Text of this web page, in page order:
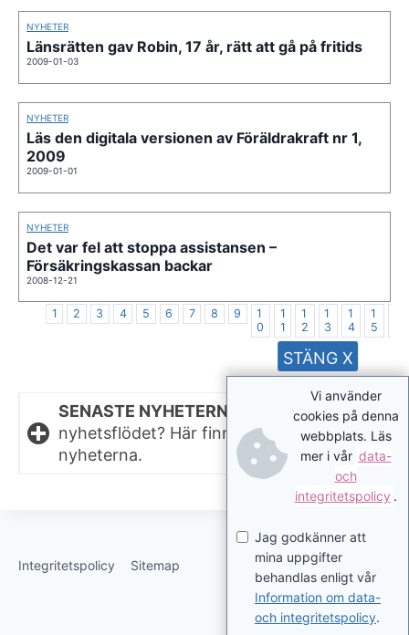
NYHETER
Länsrätten gav Robin, 17 år, rätt att gå på fritids
2009-01-03
NYHETER
Läs den digitala versionen av Föräldrakraft nr 1,
2009
2009-01-01
NYHETER
Det var fel att stoppa assistansen –
Försäkringskassan backar
2008-12-21
1 2 3 4 5 6 7 8 9
1
0
1
1
1
2
1
3
1
4
1
5
SENASTE NYHETERNA.
Missat något i
nyhetsflödet? Här finns de senaste
nyheterna.
Integritetspolicy Sitemap
Vi använder
cookies på denna
webbplats. Läs
mer i vår data-
och
integritetspolicy .
Jag godkänner att
mina uppgifter
behandlas enligt vår
Information om data-
och integritetspolicy.
STÄNG X